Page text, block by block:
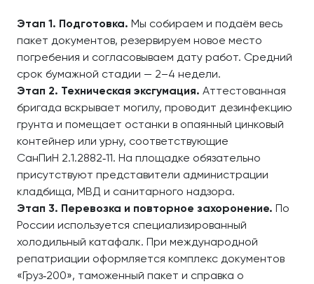
Этап 1. Подготовка. Мы собираем и подаём весь
пакет документов, резервируем новое место
погребения и согласовываем дату работ. Средний
срок бумажной стадии — 2–4 недели.
Этап 2. Техническая эксгумация. Аттестованная
бригада вскрывает могилу, проводит дезинфекцию
грунта и помещает останки в опаянный цинковый
контейнер или урну, соответствующие
СанПиН 2.1.2882‑11. На площадке обязательно
присутствуют представители администрации
кладбища, МВД и санитарного надзора.
Этап 3. Перевозка и повторное захоронение. По
России используется специализированный
холодильный катафалк. При международной
репатриации оформляется комплекс документов
«Груз‑200», таможенный пакет и справка о